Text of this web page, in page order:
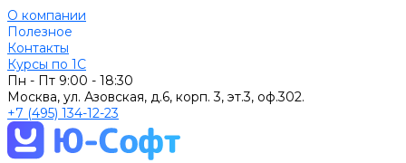
О компании
Полезное
Контакты
Курсы по 1С
Пн - Пт 9:00 - 18:30
Москва, ул. Азовская, д.6, корп. 3, эт.3, оф.302.
+7 (495) 134-12-23